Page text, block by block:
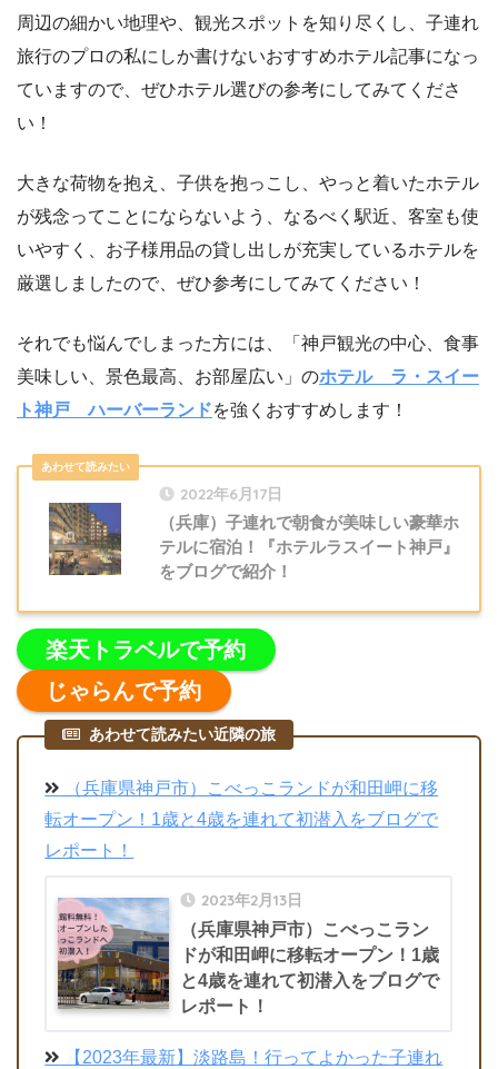
of Content
周辺の細かい地理や、観光スポットを知り尽くし、子連れ
旅行のプロの私にしか書けないおすすめホテル記事になっ
ていますので、ぜひホテル選びの参考にしてみてくださ
い！
大きな荷物を抱え、子供を抱っこし、やっと着いたホテル
が残念ってことにならないよう、なるべく駅近、客室も使
いやすく、お子様用品の貸し出しが充実しているホテルを
厳選しましたので、ぜひ参考にしてみてください！
それでも悩んでしまった方には、「神戸観光の中心、食事
美味しい、景色最高、お部屋広い」のホテル ラ・スイー
ト神戸 ハーバーランドを強くおすすめします！
2022年6月17日
（兵庫）子連れで朝食が美味しい豪華ホ
テルに宿泊！『ホテルラスイート神戸』
をブログで紹介！
楽天トラベルで予約
じゃらんで予約
あわせて読みたい近隣の旅
（兵庫県神戸市）こべっこランドが和田岬に移
転オープン！1歳と4歳を連れて初潜入をブログで
レポート！
2023年2月13日
（兵庫県神戸市）こべっこラン
ドが和田岬に移転オープン！1歳
と4歳を連れて初潜入をブログで
レポート！
【2023年最新】淡路島！行ってよかった子連れ